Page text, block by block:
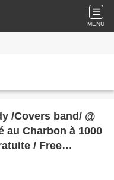
MENU
/Covers band/ @
au Charbon à 1000
/ Free